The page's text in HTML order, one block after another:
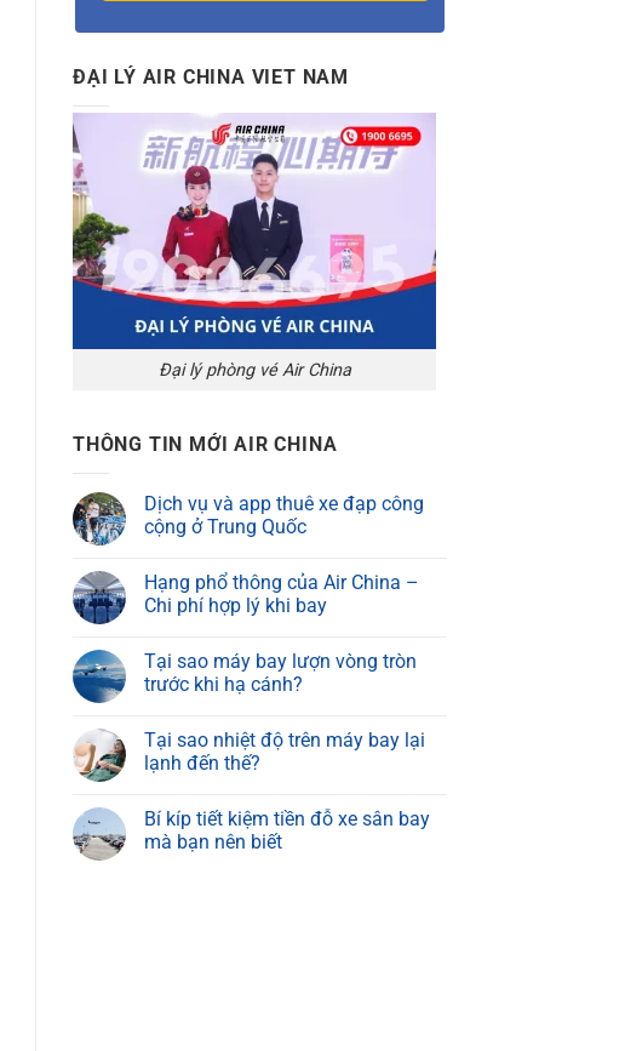
ĐẠI LÝ AIR CHINA VIET NAM
Đại lý phòng vé Air China
THÔNG TIN MỚI AIR CHINA
Dịch vụ và app thuê xe đạp công
cộng ở Trung Quốc
Hạng phổ thông của Air China –
Chi phí hợp lý khi bay
Tại sao máy bay lượn vòng tròn
trước khi hạ cánh?
Tại sao nhiệt độ trên máy bay lại
lạnh đến thế?
Bí kíp tiết kiệm tiền đỗ xe sân bay
mà bạn nên biết